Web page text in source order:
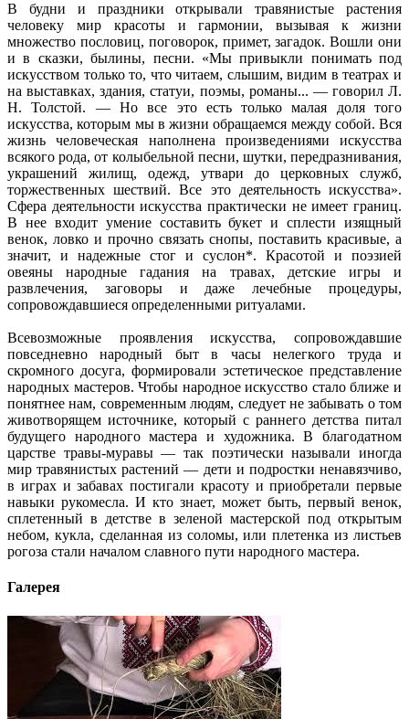
В будни и праздники открывали травянистые растения
человеку мир красоты и гармонии, вызывая к жизни
множество пословиц, поговорок, примет, загадок. Вошли они
и в сказки, былины, песни. «Мы привыкли понимать под
искусством только то, что читаем, слышим, видим в театрах и
на выставках, здания, статуи, поэмы, романы... — говорил Л.
Н. Толстой. — Но все это есть только малая доля того
искусства, которым мы в жизни обращаемся между собой. Вся
жизнь человеческая наполнена произведениями искусства
всякого рода, от колыбельной песни, шутки, передразнивания,
украшений жилищ, одежд, утвари до церковных служб,
торжественных шествий. Все это деятельность искусства».
Сфера деятельности искусства практически не имеет границ.
В нее входит умение составить букет и сплести изящный
венок, ловко и прочно связать снопы, поставить красивые, а
значит, и надежные стог и суслон*. Красотой и поэзией
овеяны народные гадания на травах, детские игры и
развлечения, заговоры и даже лечебные процедуры,
сопровождавшиеся определенными ритуалами.
Всевозможные проявления искусства, сопровождавшие
повседневно народный быт в часы нелегкого труда и
скромного досуга, формировали эстетическое представление
народных мастеров. Чтобы народное искусство стало ближе и
понятнее нам, современным людям, следует не забывать о том
животворящем источнике, который с раннего детства питал
будущего народного мастера и художника. В благодатном
царстве травы-муравы — так поэтически называли иногда
мир травянистых растений — дети и подростки ненавязчиво,
в играх и забавах постигали красоту и приобретали первые
навыки рукомесла. И кто знает, может быть, первый венок,
сплетенный в детстве в зеленой мастерской под открытым
небом, кукла, сделанная из соломы, или плетенка из листьев
рогоза стали началом славного пути народного мастера.
Галерея